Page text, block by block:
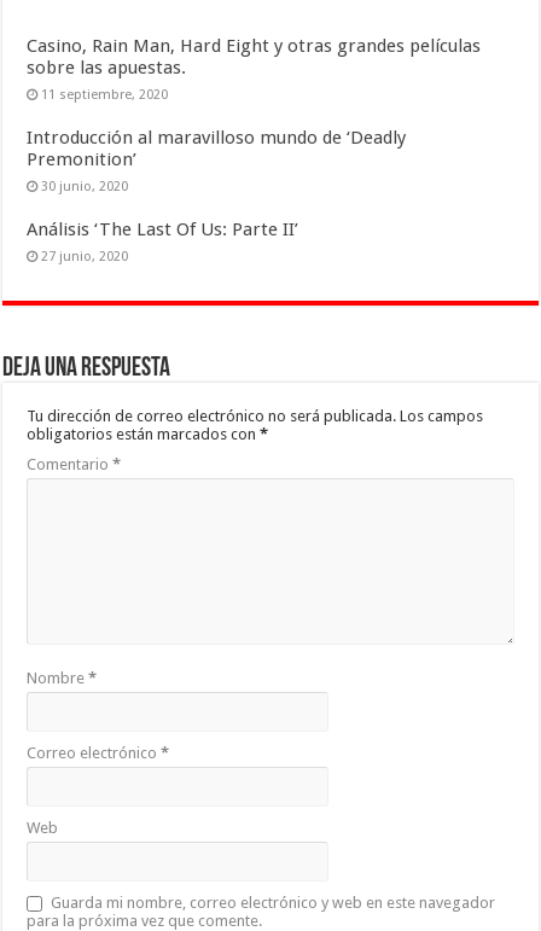
Casino, Rain Man, Hard Eight y otras grandes películas
sobre las apuestas.
11 septiembre, 2020
Introducción al maravilloso mundo de ‘Deadly
Premonition’
30 junio, 2020
Análisis ‘The Last Of Us: Parte II’
27 junio, 2020
Deja una respuesta
Tu dirección de correo electrónico no será publicada. Los campos
obligatorios están marcados con*
Comentario*
Nombre*
Correo electrónico*
Web
Guarda mi nombre, correo electrónico y web en este navegador
para la próxima vez que comente.